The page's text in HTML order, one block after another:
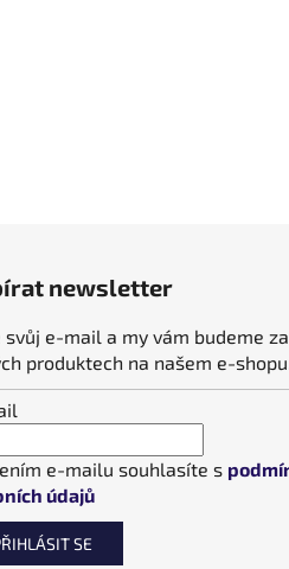
newsletter
svůj e-mail a my vám budeme
produktech na našem e-
e-mailu souhlasíte s
údajů
SE